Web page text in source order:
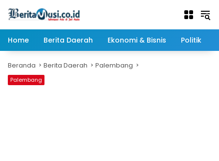
Home
Berita Daerah Ekonomi & Bisnis Politik
Beranda Berita Daerah Palembang
Palembang